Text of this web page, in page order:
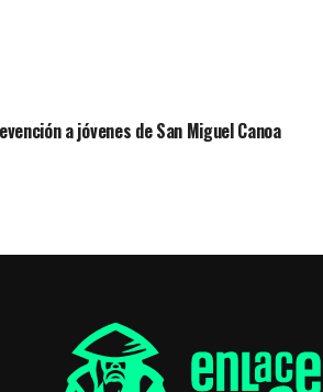
a jóvenes de San Miguel Canoa